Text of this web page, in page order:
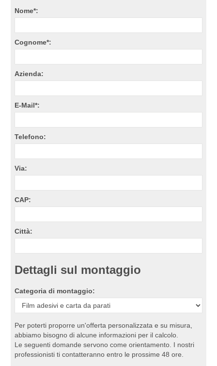
Nome*:
Cognome*:
Azienda:
E-Mail*:
Telefono:
Via:
CAP:
Città:
Dettagli sul montaggio
Categoria di montaggio:
Per poterti proporre un'offerta personalizzata e su misura,
abbiamo bisogno di alcune informazioni per il calcolo.
Le seguenti domande servono come orientamento. I nostri
professionisti ti contatteranno entro le prossime 48 ore.